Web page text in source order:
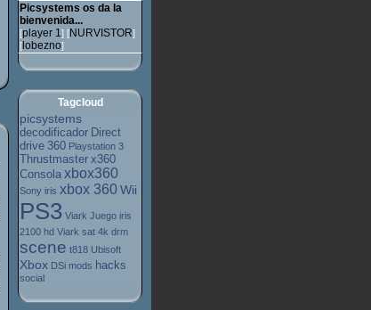
Picsystems os da la
bienvenida...
[player 1] [NURVISTOR]
[ lobezno]
Tagcloud
picsystems
decodificador Direct
drive 360 Playstation 3
Thrustmaster x360
Consola xbox360
Sony iris xbox 360Wii
PS3 Viark Juego iris
2100 hd Viark sat 4k drm
scene t818 Ubisoft
Xbox DSi mods hacks
social